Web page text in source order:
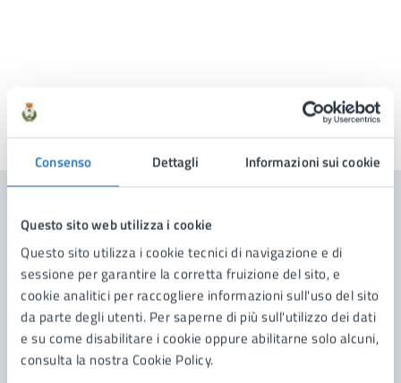
Consenso Dettagli Informazioni sui cookie
Questo sito web utilizza i cookie
Questo sito utilizza i cookie tecnici di navigazione e di
sessione per garantire la corretta fruizione del sito, e
cookie analitici per raccogliere informazioni sull'uso del sito
da parte degli utenti. Per saperne di più sull'utilizzo dei dati
e su come disabilitare i cookie oppure abilitarne solo alcuni,
consulta la nostra Cookie Policy.
Contenuti correlati
Amministrazione
Scuola di Musica Comunale "Città di Manduria"
Polizia Locale E Viabilità